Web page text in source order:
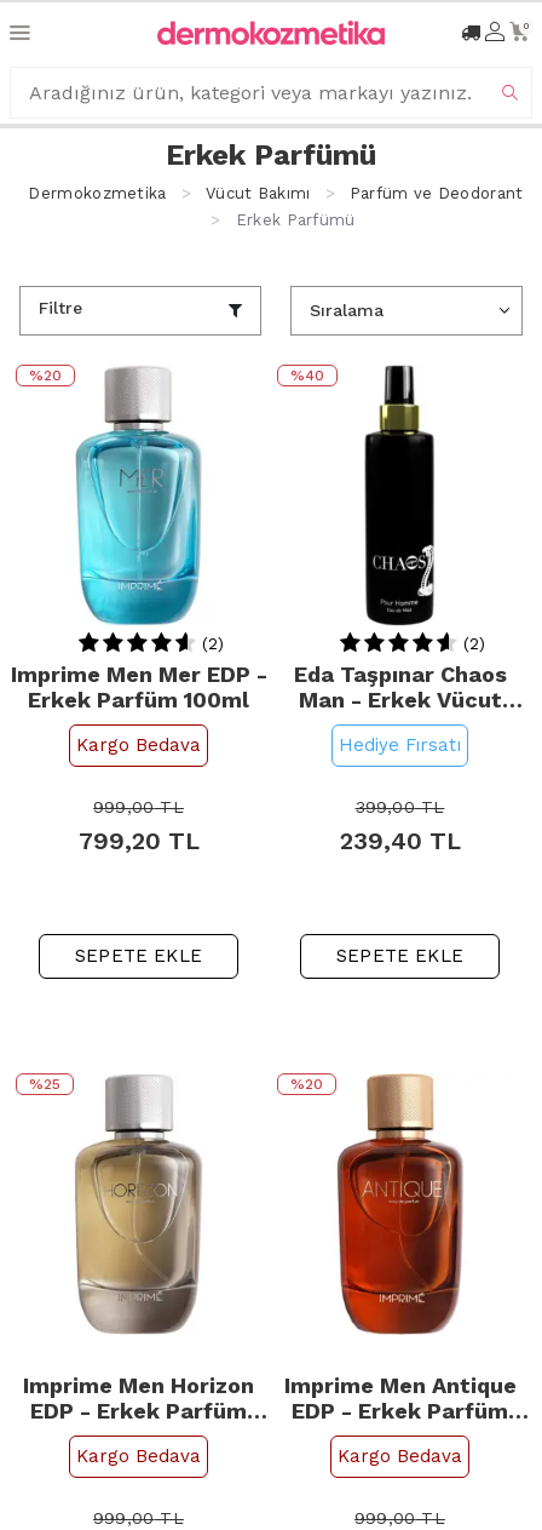
0
Erkek Parfümü
Dermokozmetika Vücut Bakımı
Parfüm ve Deodorant
Erkek Parfümü
Filtre
%20
(2)
Imprime Men Mer EDP -
Erkek Parfüm 100ml
Kargo Bedava
999,00TL
799,20 TL
SEPETE EKLE
%40
(2)
Eda Taşpınar Chaos
Man - Erkek Vücut
Spreyi 200ml
Hediye Fırsatı
399,00TL
239,40 TL
SEPETE EKLE
%25
Imprime Men Horizon
EDP - Erkek Parfüm
100ml
Kargo Bedava
999,00TL
%20
Imprime Men Antique
EDP - Erkek Parfüm
100ml
Kargo Bedava
999,00TL